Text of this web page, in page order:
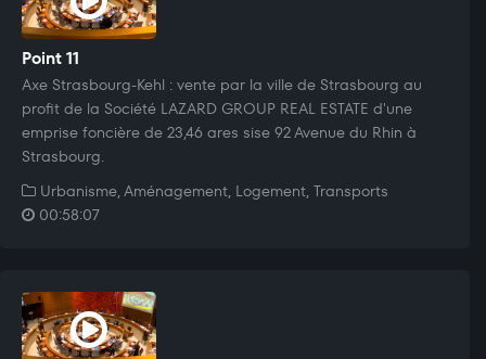
Point 11
Axe Strasbourg-Kehl : vente par la ville de Strasbourg au
profit de la Société LAZARD GROUP REAL ESTATE d'une
emprise foncière de 23,46 ares sise 92 Avenue du Rhin à
Strasbourg.
Urbanisme, Aménagement, Logement, Transports
00:58:07